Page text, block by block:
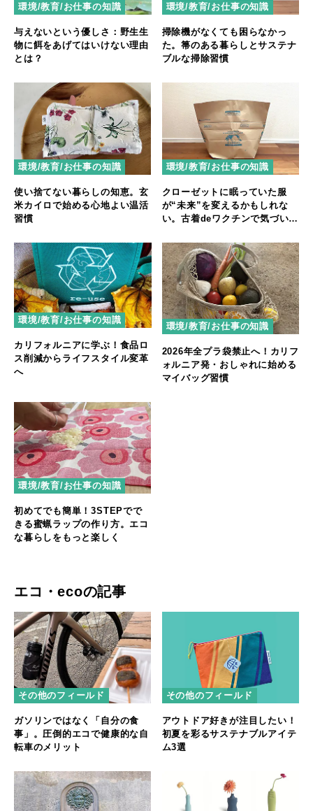
環境/教育/お仕事の知識
与えないという優しさ：野生生
物に餌をあげてはいけない理由
とは？
環境/教育/お仕事の知識
掃除機がなくても困らなかっ
た。箒のある暮らしとサステナ
ブルな掃除習慣
環境/教育/お仕事の知識
使い捨てない暮らしの知恵。玄
米カイロで始める心地よい温活
習慣
環境/教育/お仕事の知識
クローゼットに眠っていた服
が“未来”を変えるかもしれな
い。古着deワクチンで気づい
環境/教育/お仕事の知識
カリフォルニアに学ぶ！食品ロ
ス削減からライフスタイル変革
へ
環境/教育/お仕事の知識
2026年全プラ袋禁止へ！カリフ
ォルニア発・おしゃれに始める
マイバッグ習慣
環境/教育/お仕事の知識
初めてでも簡単！3STEPでで
きる蜜蝋ラップの作り方。エコ
な暮らしをもっと楽しく
エコ・ecoの記事
その他のフィールド
ガソリンではなく「自分の食
事」。圧倒的エコで健康的な自
転車のメリット
その他のフィールド
アウトドア好きが注目したい！
初夏を彩るサステナブルアイテ
ム3選